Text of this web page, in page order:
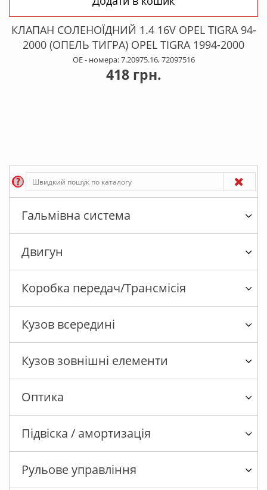
КЛАПАН СОЛЕНОЇДНИЙ 1.4 16V OPEL TIGRA 94-
2000 (ОПЕЛЬ ТИГРА) OPEL TIGRA 1994-2000
OE - номера: 7.20975.16, 72097516
418 грн.
Гальмівна система
Двигун
Коробка передач/Трансмісія
Кузов всередині
Кузов зовнішні елементи
Оптика
Підвіска / амортизація
Рульове управління